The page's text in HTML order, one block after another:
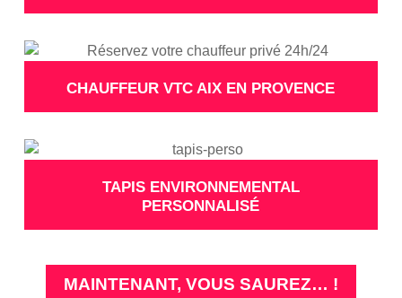
CHAUFFEUR VTC AIX EN PROVENCE
TAPIS ENVIRONNEMENTAL
PERSONNALISÉ
MAINTENANT, VOUS SAUREZ… !